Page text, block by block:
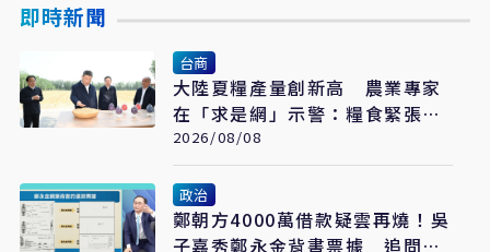
即時新聞
台商
大陸夏糧產量創新高 農業專家
在「求是網」示警：糧食緊張會
長期存在
2026/08/08
政治
鄭朝方4000萬借款疑雲再燒！吳
子嘉秀鄭永金背書票據 追問